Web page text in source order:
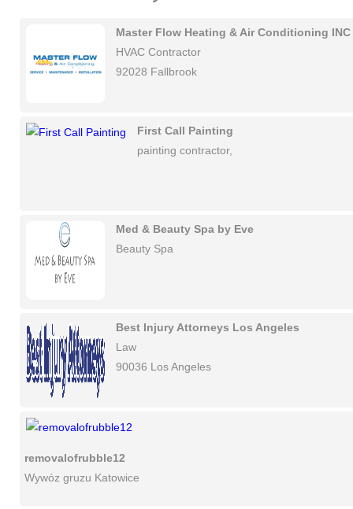
Master Flow Heating & Air Conditioning INC
HVAC Contractor
92028 Fallbrook
First Call Painting
painting contractor,
Med & Beauty Spa by Eve
Beauty Spa
Best Injury Attorneys Los Angeles
Law
90036 Los Angeles
removalofrubble12
Wywóz gruzu Katowice